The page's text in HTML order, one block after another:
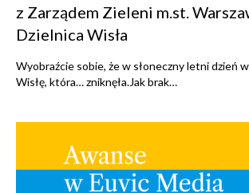
z Zarządem Zieleni m.st.
Dzielnica Wisła
Wyobraźcie sobie, że w słoneczny letni dzień
Wisłę, która… zniknęła.Jak brak…